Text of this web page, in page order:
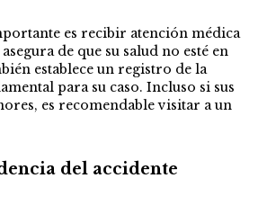
es recibir atención médica
de que su salud no esté en
establece un registro de la
para su caso. Incluso si sus
es recomendable visitar a un
del accidente